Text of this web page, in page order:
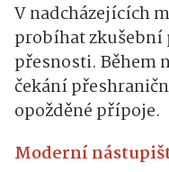
V nadcházejících
probíhat zkušební
přesnosti. Během
čekání
opožděné přípoje.
Moderní